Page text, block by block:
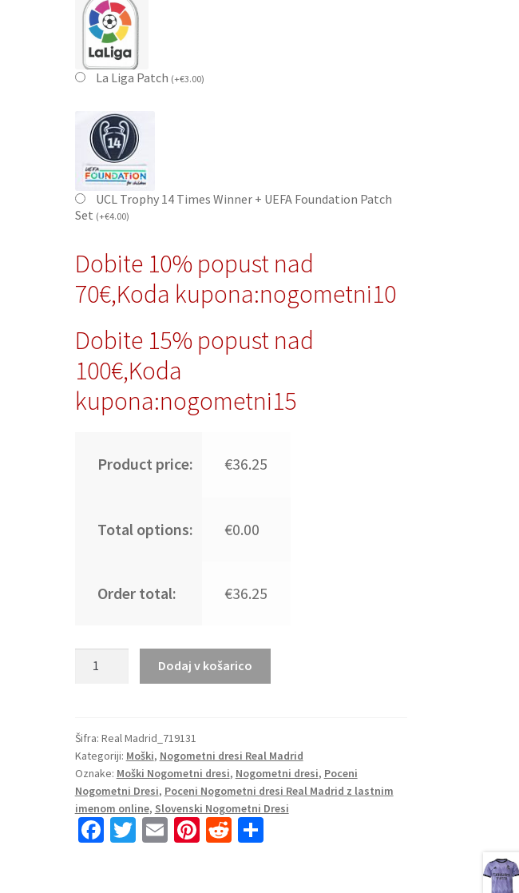
La Liga Patch (+€3.00)
UCL Trophy 14 Times Winner + UEFA Foundation Patch
Set (+€4.00)
Dobite 10% popust nad
70€,Koda kupona:nogometni10
Dobite 15% popust nad
100€,Koda
kupona:nogometni15
Product price: €36.25
Total options: €0.00
Order total: €36.25
Madrid
Gostujoči
2023
Kratek
Rokav
TCHOUAMENI
Dodaj v košarico
Šifra: Real Madrid_719131
Kategoriji: Moški, Nogometni dresi Real Madrid
Oznake: Moški Nogometni dresi, Nogometni dresi, Poceni
Nogometni Dresi, Poceni Nogometni dresi Real Madrid z lastnim
imenom online, Slovenski Nogometni Dresi
Fa T E Pi R S